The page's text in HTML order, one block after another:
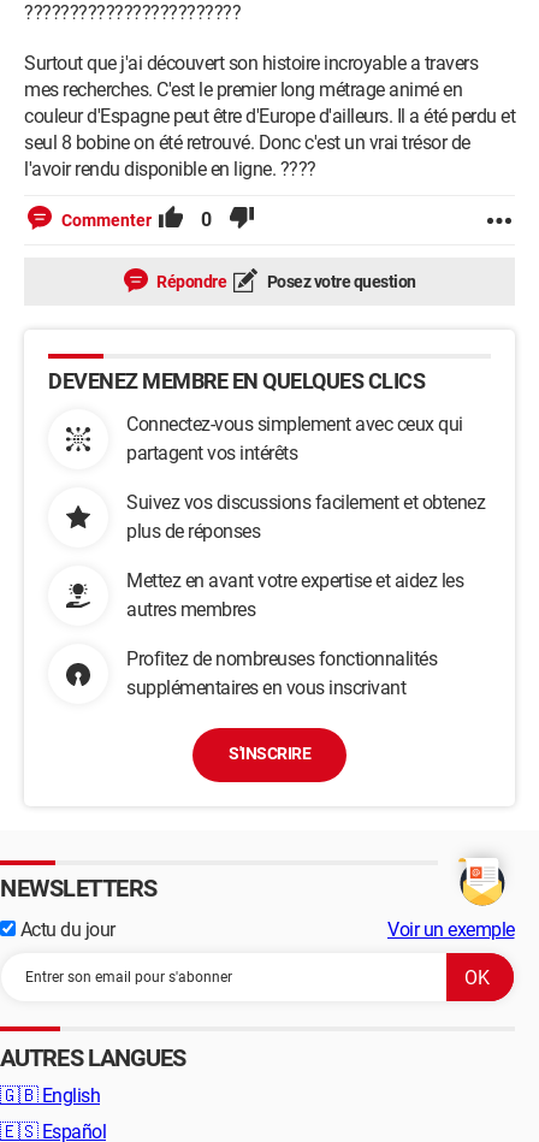
????????????????????????
Surtout que j'ai découvert son histoire incroyable a travers
mes recherches. C'est le premier long métrage animé en
couleur d'Espagne peut être d'Europe d'ailleurs. Il a été perdu et
seul 8 bobine on été retrouvé. Donc c'est un vrai trésor de
l'avoir rendu disponible en ligne. ????
Commenter 0
Répondre Posez votre question
DEVENEZ MEMBRE EN QUELQUES CLICS
Connectez-vous simplement avec ceux qui
partagent vos intérêts
Suivez vos discussions facilement et obtenez
plus de réponses
Mettez en avant votre expertise et aidez les
autres membres
Profitez de nombreuses fonctionnalités
supplémentaires en vous inscrivant
S'INSCRIRE
NEWSLETTERS
Actu du jour Voir un exemple
AUTRES LANGUES
🇬🇧 English
🇪🇸 Español